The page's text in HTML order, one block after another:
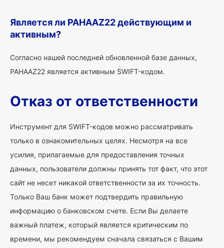
Является ли PAHAAZ22 действующим и
активным?
Согласно нашей последней обновленной базе данных,
PAHAAZ22 является активным SWIFT-кодом.
Отказ от ответственности
Инструмент для SWIFT-кодов можно рассматривать
только в ознакомительных целях. Несмотря на все
усилия, прилагаемые для предоставления точных
данных, пользователи должны принять тот факт, что этот
сайт не несет никакой ответственности за их точность.
Только Ваш банк может подтвердить правильную
информацию о банковском счете. Если Вы делаете
важный платеж, который является критическим по
времени, мы рекомендуем сначала связаться с Вашим